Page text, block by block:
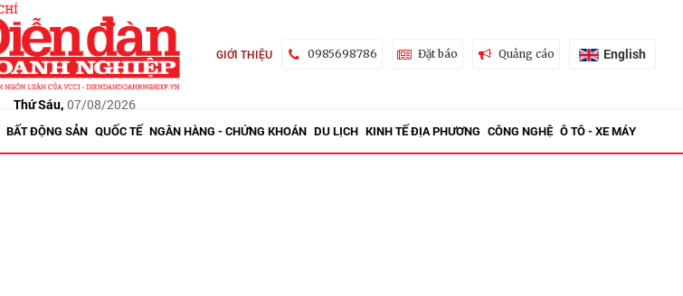
Thứ Sáu, 07/08/2026
GIỚI THIỆU 0985698786 Đặt báo Quảng cáo English
BẤT ĐỘNG SẢN QUỐC TẾ NGÂN HÀNG - CHỨNG KHOÁN DU LỊCH KINH TẾ ĐỊA PHƯƠNG CÔNG NGHỆ Ô TÔ - XE MÁY